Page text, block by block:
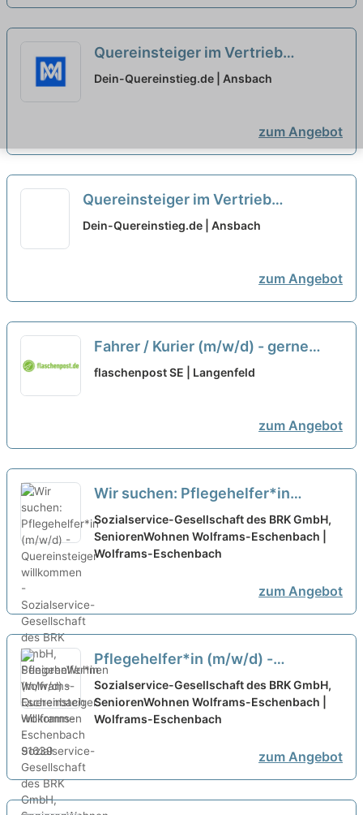
Quereinsteiger im Vertrieb
(Außendienst) (m/w/d) neu
Dein-Quereinstieg.de | Ansbach
zum Angebot
Quereinsteiger im Vertrieb
(Außendienst) (m/w/d) neu
Dein-Quereinstieg.de | Ansbach
zum Angebot
Fahrer / Kurier (m/w/d) - gerne
Quereinsteiger neu
flaschenpost SE | Langenfeld
zum Angebot
Wir suchen: Pflegehelfer*in
(m/w/d) - Quereinsteiger
willkommen - neu
Sozialservice-Gesellschaft des BRK GmbH,
SeniorenWohnen Wolframs-Eschenbach |
Wolframs-Eschenbach
zum Angebot
Pflegehelfer*in (m/w/d) -
Quereinsteiger willkommen - neu
Sozialservice-Gesellschaft des BRK GmbH,
SeniorenWohnen Wolframs-Eschenbach |
Wolframs-Eschenbach
zum Angebot